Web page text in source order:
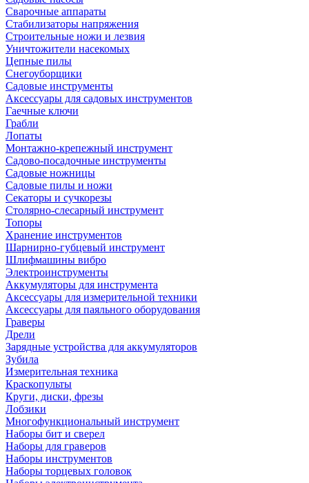
Сварочные аппараты
Стабилизаторы напряжения
Строительные ножи и лезвия
Уничтожители насекомых
Цепные пилы
Снегоуборщики
Садовые инструменты
Аксессуары для садовых инструментов
Гаечные ключи
Грабли
Лопаты
Монтажно-крепежный инструмент
Садово-посадочные инструменты
Садовые ножницы
Садовые пилы и ножи
Секаторы и сучкорезы
Столярно-слесарный инструмент
Топоры
Хранение инструментов
Шарнирно-губцевый инструмент
Шлифмашины вибро
Электроинструменты
Аккумуляторы для инструмента
Аксессуары для измерительной техники
Аксессуары для паяльного оборудования
Граверы
Дрели
Зарядные устройства для аккумуляторов
Зубила
Измерительная техника
Краскопульты
Круги, диски, фрезы
Лобзики
Многофункциональный инструмент
Наборы бит и сверел
Наборы для граверов
Наборы инструментов
Наборы торцевых головок